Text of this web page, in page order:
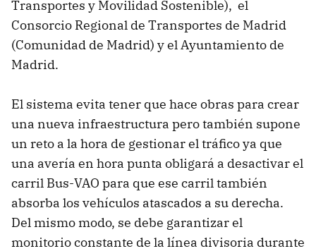
Transportes y Movilidad Sostenible), el
Consorcio Regional de Transportes de Madrid
(Comunidad de Madrid) y el Ayuntamiento de
Madrid.
El sistema evita tener que hace obras para crear
una nueva infraestructura pero también supone
un reto a la hora de gestionar el tráfico ya que
una avería en hora punta obligará a desactivar el
carril Bus-VAO para que ese carril también
absorba los vehículos atascados a su derecha.
Del mismo modo, se debe garantizar el
monitorio constante de la línea divisoria durante